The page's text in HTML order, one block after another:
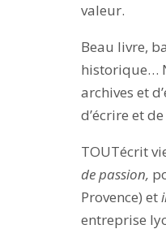
valeur.
Beau livre,
historique…
archives et
d’écrire et
TOUTécrit
de passion,
Provence) et
entreprise